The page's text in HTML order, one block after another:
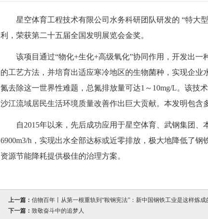
星空体育工程技术有限公司水务科研团队研发的 “特大
利，荣获第二十五届全国发明展览会金奖。
该项目通过“物化+生化+高级氧化”协同作用，开发出一
的工艺方法，并培育出适应寒冷地区的生物菌种，实现企
氮去除这一世界性难题，总氮排放量可达1～10mg/L。该技
沙江流域居民生活环境质量改善作出巨大贡献。本发明包含
自2015年以来，先后成功应用于星空体育、武钢集团、
6900m3/h，实现出水全部达标或近零排放，极大地降低了
资源节能降耗提供极佳的治理方案。
上一篇： 信物百年丨从第一根重轨到“鞍钢宪法”：新中国钢铁工业是这样炼成
下一篇： 致敬奋斗中的追梦人